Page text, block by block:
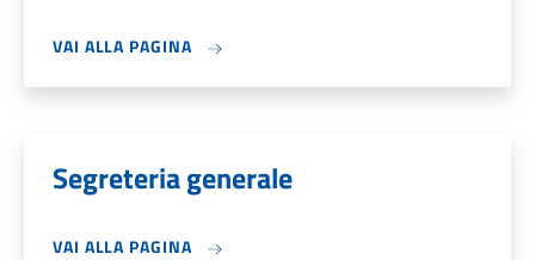
VAI ALLA PAGINA
Segreteria generale
VAI ALLA PAGINA